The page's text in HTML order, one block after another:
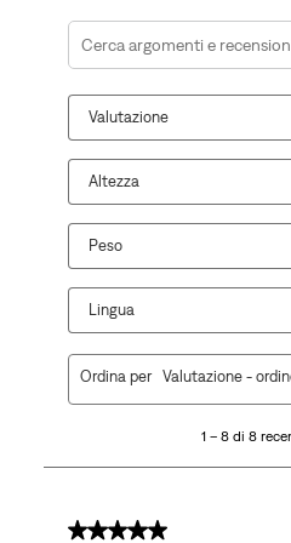
Cerca argomenti e ricerca
Valutazione
Altezza
Peso
Lingua
8
1 – 8 di 8
Ordina per Valutazione -
5 su 5 stelle.